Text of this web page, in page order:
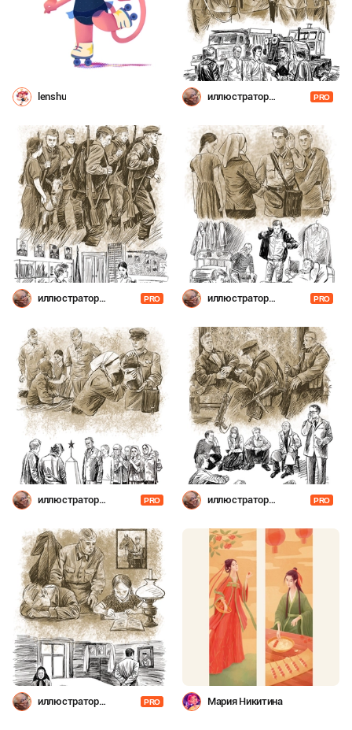
lenshu
иллюстратор
PRO
иллюстратор
PRO
иллюстратор
PRO
иллюстратор
PRO
иллюстратор
PRO
иллюстратор
PRO Мария Никитина